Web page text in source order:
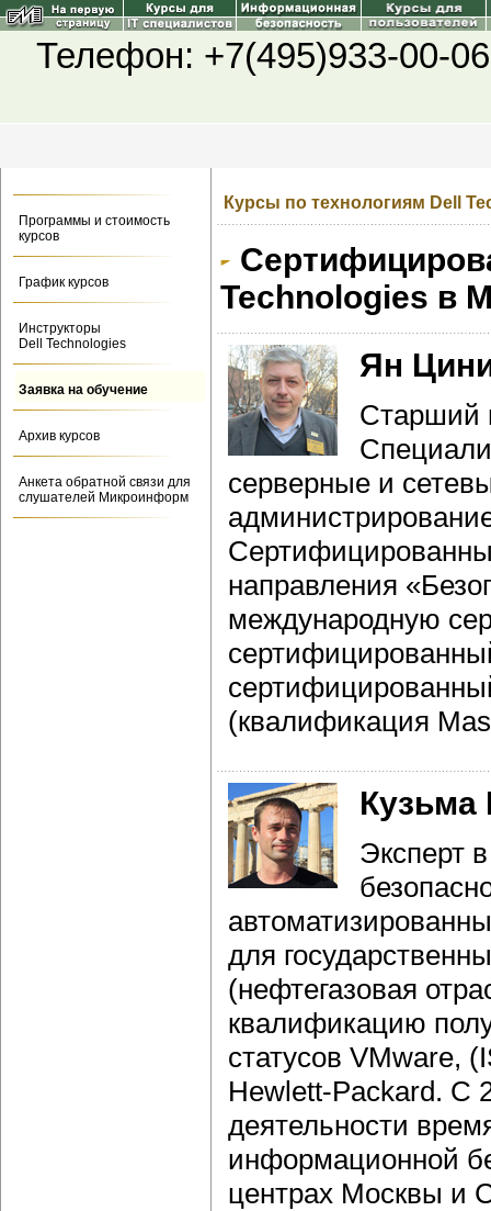
Телефон: +7(495)933-00-
Программы и стоимость
курсов
График курсов
Инструкторы
Dell Technologies
Заявка на обучение
Архив курсов
Анкета обратной связи для
слушателей Микроинформ
Курсы по технологиям Dell
Technologies в
Ян
Старший
cерверные и
направления
международную
(квалификация
Кузьма
Эксперт
для
(нефтегазовая
квалификацию
статусов VMware,
Hewlett-Packard. С
деятельности
информационной
центрах Москвы и